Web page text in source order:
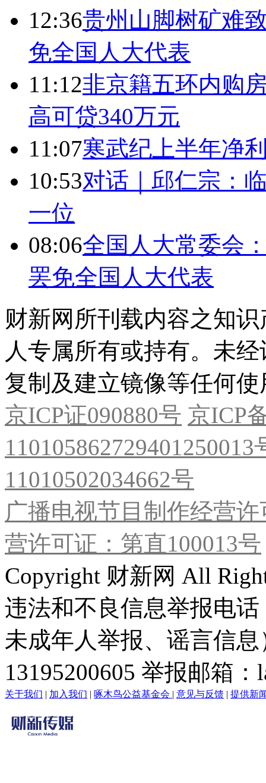
12:36贵州山脚树矿难
免全国人大代表
11:12非京籍五环内购
高可贷340万元
11:07寒武纪上半年净
10:53对话｜邱仁宗：
一位
08:06全国人大常委会
罢免全国人大代表
财新网所刊载内容之知
人专属所有或持有。未
复制及建立镜像等任何使
京ICP证090880号 京ICP
11010502034662号
广播电视节目制作经营
营许可证：第直100013号
Copyright 财新网 All
违法和不良信息举报电
未成年人举报、谣言信
13195200605 举报邮箱
关于我们 | 加入我们 | 啄木鸟公益基金会 | 意见与反馈 | 提供新